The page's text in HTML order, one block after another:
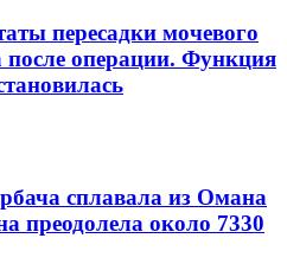
пересадки мочевого
после операции. Функция
сплавала из Омана
преодолела около 7330